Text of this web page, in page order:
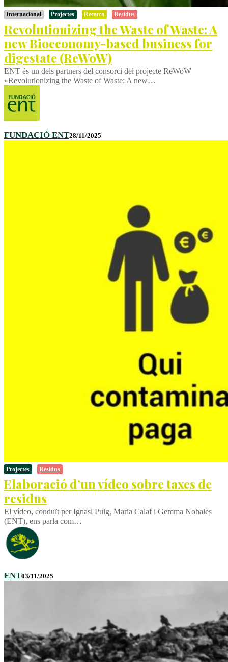
Internacional Projectes Recerca Residus
Revolutionizing the Waste of Waste: A
new Bioeconomy-based business for
digestate (ReWoW)
ENT és un dels partners del consorci del projecte ReWoW
«Revolutionizing the Waste of Waste: A new…
FUNDACIÓ ENT28/11/2025
Projectes Residus
Elaboració d’un vídeo sobre taxes de
residus
El vídeo, conduït per Ignasi Puig, Maria Calaf i Gemma Nohales
(ENT), ens parla com…
ENT03/11/2025